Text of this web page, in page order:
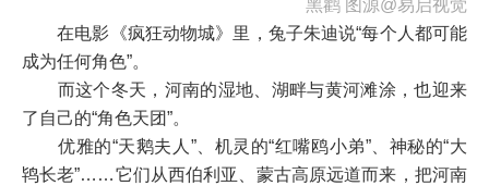
黑鹳 图源@易启视觉
在电影《疯狂动物城》里，兔子朱迪说“每个人都可能
成为任何角色”。
而这个冬天，河南的湿地、湖畔与黄河滩涂，也迎来
了自己的“角色天团”。
优雅的“天鹅夫人”、机灵的“红嘴鸥小弟”、神秘的“大
鸨长老”……它们从西伯利亚、蒙古高原远道而来，把河南